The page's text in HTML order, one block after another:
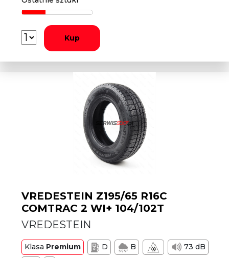
Kup
VREDESTEIN Z195/65 R16C
COMTRAC 2 WI+ 104/102T
VREDESTEIN
Klasa Premium D B
73 dB